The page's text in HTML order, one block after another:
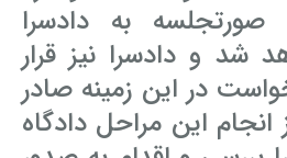
به دادسرا
شد و دادسرا نیز قرار
در این زمینه صادر
این مراحل دادگاه